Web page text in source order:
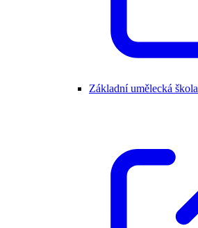
Základní umělecká škola